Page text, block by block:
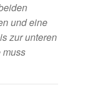
und eine
zur unteren
muss